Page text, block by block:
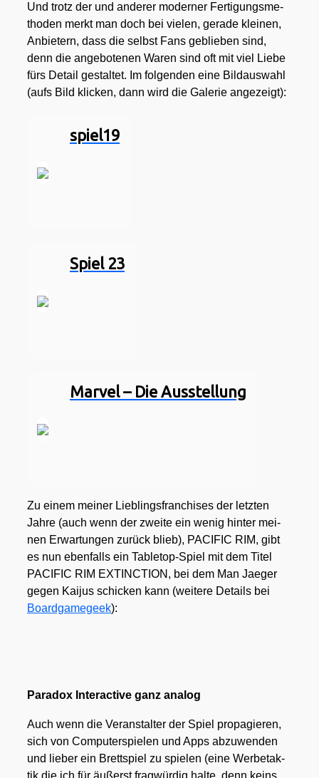
Und trotz der und ande­rer moder­ner Fer­ti­gungs­me­
tho­den merkt man doch bei vie­len, gera­de klei­nen,
Anbie­tern, dass die selbst Fans geblie­ben sind,
denn die ange­bo­te­nen Waren sind oft mit viel Lie­be
fürs Detail gestal­tet. Im fol­gen­den eine Bild­aus­wahl
(aufs Bild kli­cken, dann wird die Gale­rie ange­zeigt):
spiel19
Spiel 23
Mar­vel – Die Aus­stel­lung
Zu einem mei­ner Lieb­lings­fran­chi­ses der letz­ten
Jah­re (auch wenn der zwei­te ein wenig hin­ter mei­
nen Erwar­tun­gen zurück blieb), PACIFIC RIM, gibt
es nun eben­falls ein Table­top-Spiel mit dem Titel
PACIFIC RIM EXTINCTION, bei dem Man Jae­ger
gegen Kai­jus schi­cken kann (wei­te­re Details bei
Board­ga­me­ge­ek):
Para­dox Inter­ac­ti­ve ganz ana­log
Auch wenn die Ver­an­stal­ter der Spiel pro­pa­gie­ren,
sich von Com­pu­ter­spie­len und Apps abzu­wen­den
und lie­ber ein Brett­spiel zu spie­len (eine Wer­be­tak­
tik die ich für äußerst frag­wür­dig hal­te, denn keins